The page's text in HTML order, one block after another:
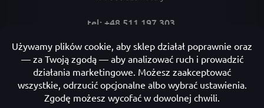
tel: +48 511 197 303
Moje konto